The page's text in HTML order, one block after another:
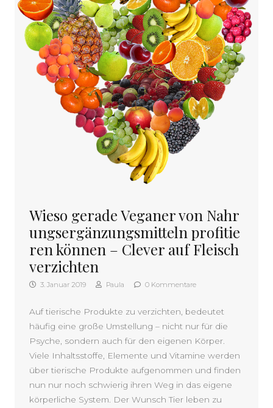
Wieso gerade Veganer von Nahr
ungsergänzungsmitteln profitie
ren können – Clever auf Fleisch
verzichten
3. Januar 2019 Paula 0 Kommentare
Auf tierische Produkte zu verzichten, bedeutet
häufig eine große Umstellung – nicht nur für die
Psyche, sondern auch für den eigenen Körper.
Viele Inhaltsstoffe, Elemente und Vitamine werden
über tierische Produkte aufgenommen und finden
nun nur noch schwierig ihren Weg in das eigene
körperliche System. Der Wunsch Tier leben zu